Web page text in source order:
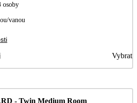
osoby
vanou
Vybrat
- Twin Medium Room